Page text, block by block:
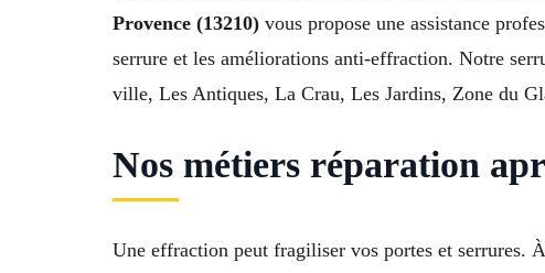
Provence (13210) vous propose une assistance
serrure et les améliorations anti-effraction. Notre
ville, Les Antiques, La Crau, Les Jardins, Zone du
Nos métiers réparation
Une effraction peut fragiliser vos portes et serrures.